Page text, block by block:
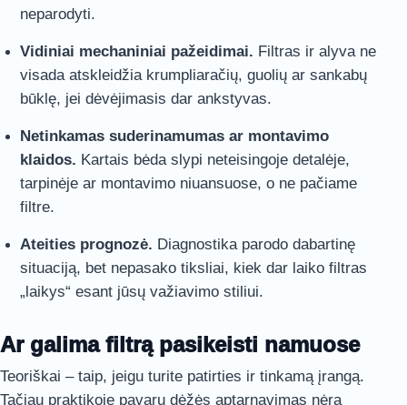
neparodyti.
Vidiniai mechaniniai pažeidimai. Filtras ir alyva ne
visada atskleidžia krumpliaračių, guolių ar sankabų
būklę, jei dėvėjimasis dar ankstyvas.
Netinkamas suderinamumas ar montavimo
klaidos. Kartais bėda slypi neteisingoje detalėje,
tarpinėje ar montavimo niuansuose, o ne pačiame
filtre.
Ateities prognozė. Diagnostika parodo dabartinę
situaciją, bet nepasako tiksliai, kiek dar laiko filtras
„laikys“ esant jūsų važiavimo stiliui.
Ar galima filtrą pasikeisti namuose
Teoriškai – taip, jeigu turite patirties ir tinkamą įrangą.
Tačiau praktikoje pavarų dėžės aptarnavimas nėra